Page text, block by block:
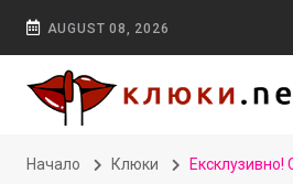
AUGUST 08, 2026
Начало Клюки